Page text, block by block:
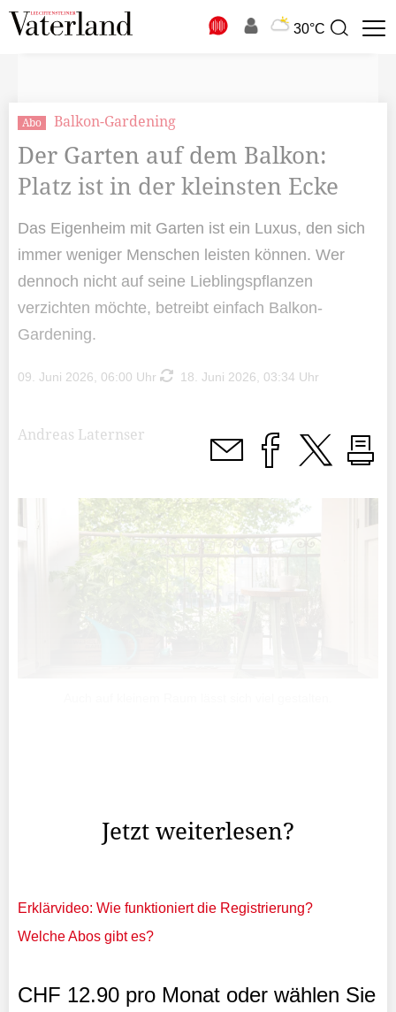
30°C
Suchbegriff
Abo Balkon-Gardening
Der Garten auf dem Balkon:
Platz ist in der kleinsten Ecke
Das Eigenheim mit Garten ist ein Luxus, den sich
immer weniger Menschen leisten können. Wer
dennoch nicht auf seine Lieblingspflanzen
verzichten möchte, betreibt einfach Balkon-
Gardening.
09. Juni 2026, 06:00 Uhr 18. Juni 2026, 03:34 Uhr
Andreas Laternser
Jetzt weiterlesen?
Erklärvideo: Wie funktioniert die Registrierung?
Welche Abos gibt es?
CHF 12.90 pro Monat oder wählen Sie